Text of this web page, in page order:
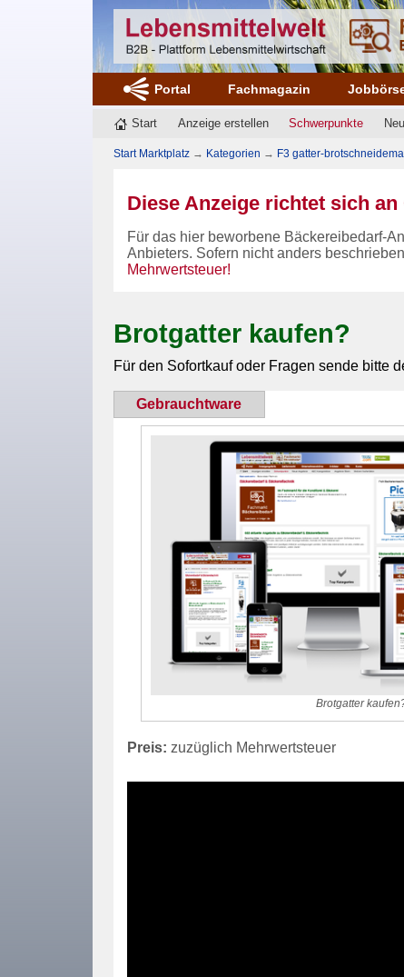
Portal Fachmagazin
Start Anzeige erstellen Schwerpunkte
Start Marktplatz → Kategorien → F3 gatter-
Diese Anzeige richtet sich
Für das hier beworbene Bäckereibedarf-
Anbieters. Sofern nicht anders
Mehrwertsteuer!
Brotgatter kaufen?
Für den Sofortkauf oder Fragen sende bitte
Gebrauchtware
Brotgatter
Preis: zuzüglich Mehrwertsteuer